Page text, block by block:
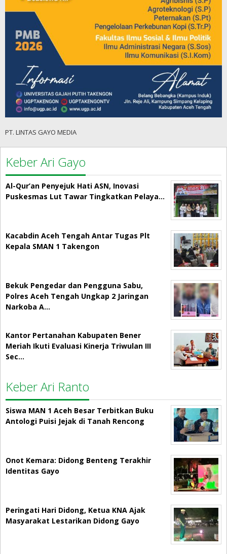
PT. LINTAS GAYO MEDIA
Keber Ari Gayo
Al-Qur’an Penyejuk Hati ASN, Inovasi
Puskesmas Lut Tawar Tingkatkan Pelaya…
Kacabdin Aceh Tengah Antar Tugas Plt
Kepala SMAN 1 Takengon
Bekuk Pengedar dan Pengguna Sabu,
Polres Aceh Tengah Ungkap 2 Jaringan
Narkoba A…
Kantor Pertanahan Kabupaten Bener
Meriah Ikuti Evaluasi Kinerja Triwulan III
Sec…
Keber Ari Ranto
Siswa MAN 1 Aceh Besar Terbitkan Buku
Antologi Puisi Jejak di Tanah Rencong
Onot Kemara: Didong Benteng Terakhir
Identitas Gayo
Peringati Hari Didong, Ketua KNA Ajak
Masyarakat Lestarikan Didong Gayo